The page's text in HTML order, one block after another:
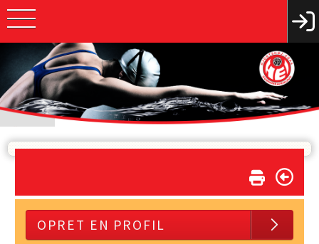
OPRET EN PROFIL